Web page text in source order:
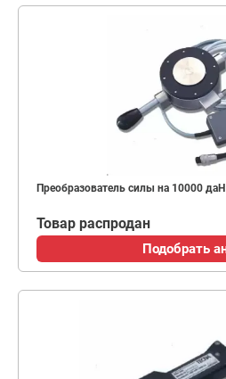
Преобразователь силы на 10000
Товар распродан
Подобрать